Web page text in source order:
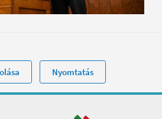
Nyomtatás